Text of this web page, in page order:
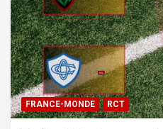
FRANCE-MONDE RCT